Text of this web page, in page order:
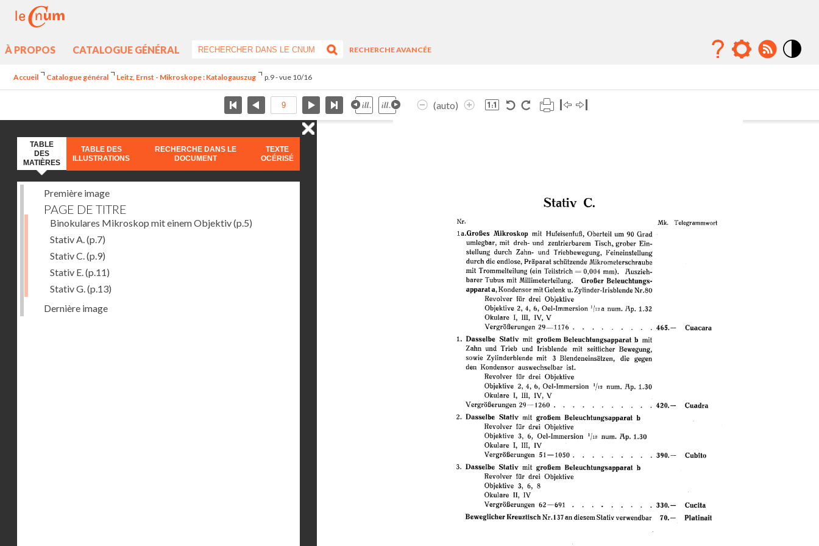
À PROPOS CATALOGUE GÉNÉRAL
RECHERCHE AVANCÉE
Accueil Catalogue général Leitz, Ernst - Mikroskope : Katalogauszug p.9 - vue 10/16
(auto)
TABLE
DES
MATIÈRES
TABLE DES
ILLUSTRATIONS
RECHERCHE DANS LE
DOCUMENT
TEXTE
OCÉRISÉ
Première image
PAGE DE TITRE
Binokulares Mikroskop mit einem Objektiv(p.5)
Stativ A.(p.7)
Stativ C.(p.9)
Stativ E.(p.11)
Stativ G.(p.13)
Dernière image